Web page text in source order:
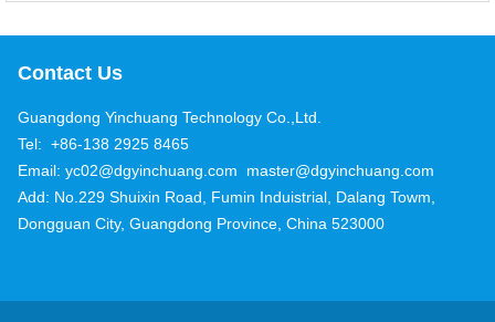
Contact Us
Guangdong Yinchuang Technology Co.,Ltd.
Tel: +86-138 2925 8465
Email: yc02@dgyinchuang.com master@dgyinchuang.com
Add: No.229 Shuixin Road, Fumin Induistrial, Dalang Towm,
Dongguan City, Guangdong Province, China 523000